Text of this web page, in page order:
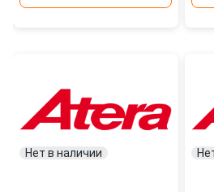
Нет в наличии